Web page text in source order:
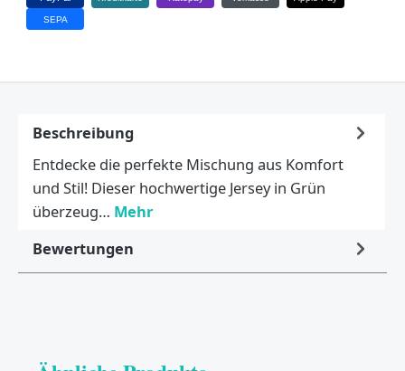
SEPA
Beschreibung
Entdecke die perfekte Mischung aus Komfort
und Stil! Dieser hochwertige Jersey in Grün
überzeug… Mehr
Bewertungen